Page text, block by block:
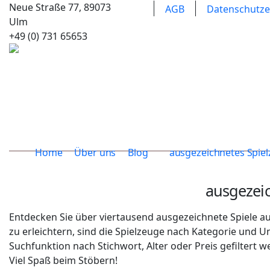
AGB
Neue Straße 77, 89073
Ulm
+49 (0) 731 65653
Home Über uns Blog ausgezeichnetes
Entdecken Sie über viertausend ausgezeichnete Spiele
zu erleichtern, sind die Spielzeuge nach Kategorie und
Suchfunktion nach Stichwort, Alter oder Preis gefiltert
Viel Spaß beim Stöbern!